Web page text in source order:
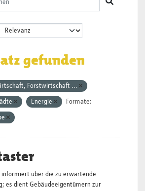
gefunden
Forstwirtschaft ...
Energie Formate:
informiert über die zu erwartende
es dient Gebäudeeigentümern zur